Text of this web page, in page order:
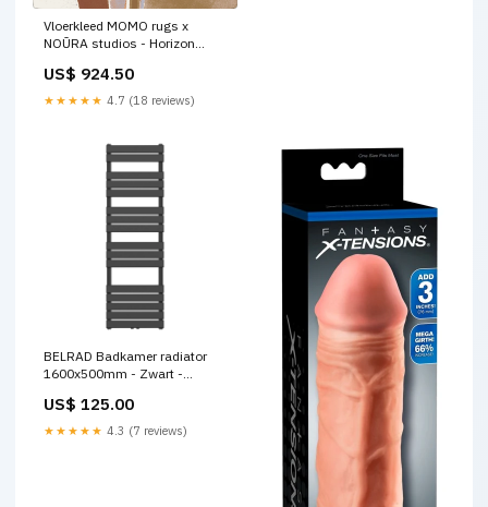
Vloerkleed MOMO rugs x
NOŪRA studios - Horizon
Maat:Zichtservice
US$ 924.50
★★★★★ 4.7 (18 reviews)
BELRAD Badkamer radiator
1600x500mm - Zwart -
doucheset
US$ 125.00
★★★★★ 4.3 (7 reviews)